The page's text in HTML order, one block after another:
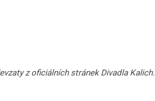
z oficiálních stránek Divadla Kalich.